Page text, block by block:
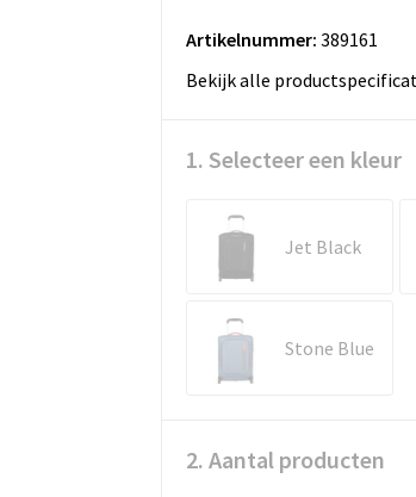
Artikelnummer: 389161
Bekijk alle
1. Selecteer een kleur
Jet Black
Stone Blue
2. Aantal producten